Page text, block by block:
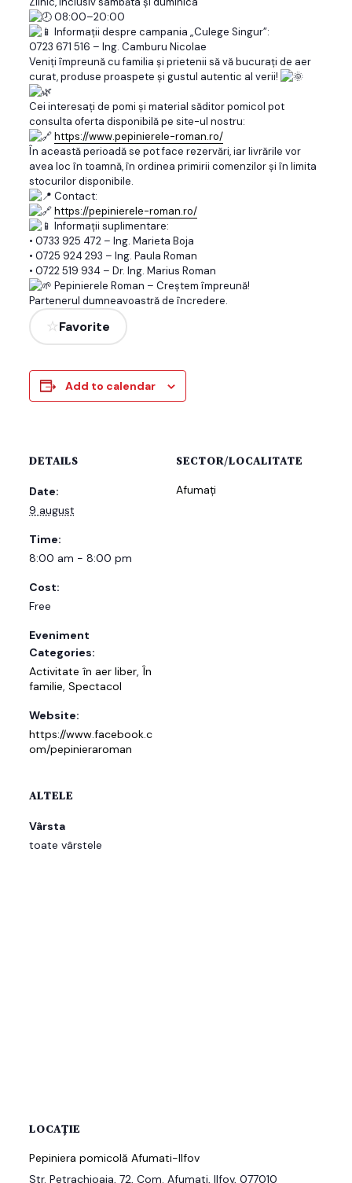
08:00–20:00
Informații despre campania „Culege Singur”:
0723 671 516 – Ing. Camburu Nicolae
Veniți împreună cu familia și prietenii să vă bucurați de aer
curat, produse proaspete și gustul autentic al verii!
Cei interesați de pomi și material săditor pomicol pot
consulta oferta disponibilă pe site-ul nostru:
https://www.pepinierele-roman.ro/
În această perioadă se pot face rezervări, iar livrările vor
avea loc în toamnă, în ordinea primirii comenzilor și în limita
stocurilor disponibile.
Contact:
https://pepinierele-roman.ro/
Informații suplimentare:
• 0733 925 472 – Ing. Marieta Boja
• 0725 924 293 – Ing. Paula Roman
• 0722 519 934 – Dr. Ing. Marius Roman
Pepinierele Roman – Creștem împreună!
Partenerul dumneavoastră de încredere.
Favorite
Add to calendar
DETAILS
Date:
9 august
Time:
8:00 am - 8:00 pm
Cost:
Free
Eveniment
Categories:
Activitate în aer liber, În
familie Spectacol
Website:
https://www.facebook.c
om/pepinieraroman
SECTOR/LOCALITATE
Afumați
ALTELE
Vârsta
toate vârstele
LOCAȚIE
Pepiniera pomicolă Afumati-Ilfov
Str. Petrachioaia, 72, Com. Afumati, Ilfov, 077010